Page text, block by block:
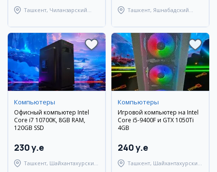
Ташкент, Чиланзарский
Ташкент, Яшнабадский
Компьютеры
Офисный компьютер Intel
Core i7 10700K, 8GB RAM,
120GB SSD
230 y.e
Ташкент, Шайхантахурский
Компьютеры
Игровой компьютер на Intel
Core i5-9400F и GTX 1050Ti
4GB
240 y.e
Ташкент, Шайхантахурский